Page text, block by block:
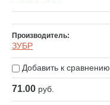
Производитель:
ЗУБР
Добавить к сравнению
71.00 руб.